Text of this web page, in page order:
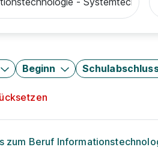
Beginn
zum Beruf